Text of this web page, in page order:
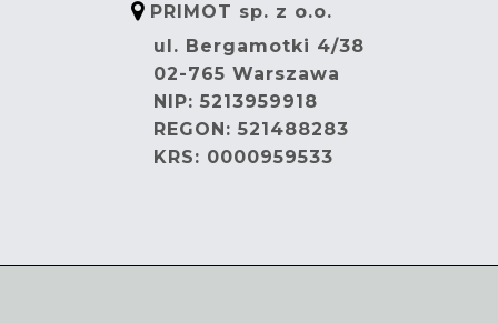
PRIMOT sp. z o.o.
ul. Bergamotki 4/38
02-765 Warszawa
NIP: 5213959918
REGON: 521488283
KRS: 0000959533